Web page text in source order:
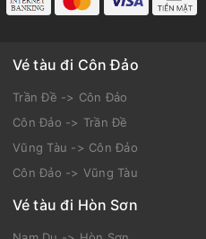
Vé tàu đi Côn Đảo
Trần Đề -> Côn Đảo
Côn Đảo -> Trần Đề
Vũng Tàu -> Côn Đảo
Côn Đảo -> Vũng Tàu
Vé tàu đi Hòn Sơn